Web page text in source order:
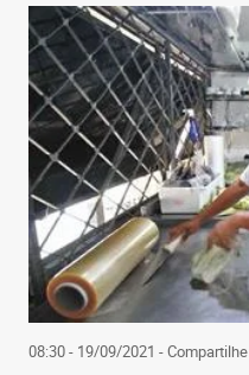
08:30 - 19/09/2021 - Compartilhe